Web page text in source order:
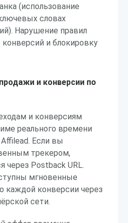
(использование
словах
Нарушение правил
конверсий и блокировку
и конверсии по
и конверсиям
реального времени
Если вы
трекером,
через Postback URL.
мгновенные
каждой конверсии через
сети.